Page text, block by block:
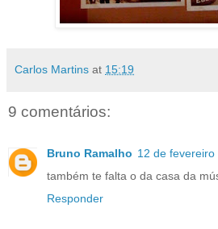
Carlos Martins at 15:19
9 comentários:
Bruno Ramalho 12 de
também te falta o da casa da
Responder